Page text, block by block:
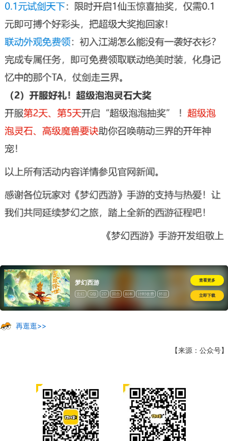
梦幻西游
玄幻 Q版 2D 回合 副本 计时收费 怀旧
查看更多
立即下载
再逛逛>>
【来源：公众号】